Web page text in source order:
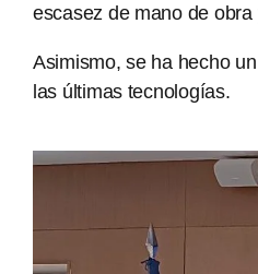
escasez de mano de
Asimismo, se ha hecho
las últimas tecnologías.